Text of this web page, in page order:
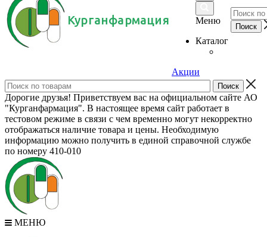
Курганфармация
Меню
Каталог
Акции
Дорогие друзья! Приветствуем вас на официальном сайте АО
"Курганфармация". В настоящее время сайт работает в
тестовом режиме в связи с чем временно могут некорректно
отображаться наличие товара и цены. Необходимую
информацию можно получить в единой справочной службе
по номеру 410-010
МЕНЮ